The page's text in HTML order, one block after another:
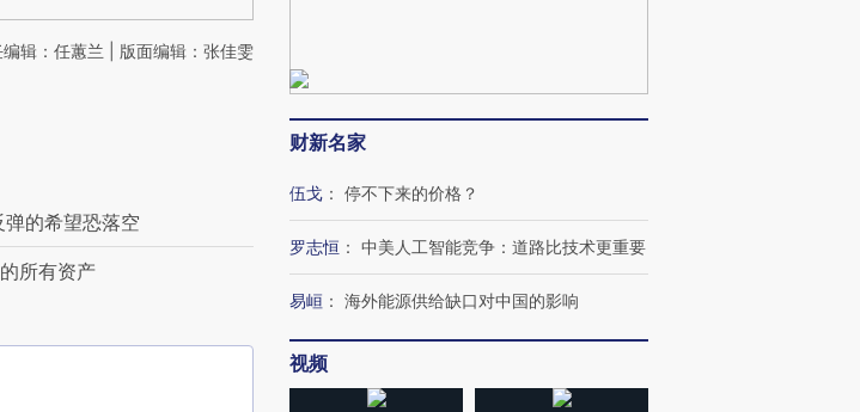
编辑：任蕙兰 | 版面编辑：张佳雯
的希望恐落空
所有资产
财新名家
伍戈 ： 停不下来的价格？
罗志恒 ： 中美人工智能竞争：道路比技术更重要
易峘 ： 海外能源供给缺口对中国的影响
视频